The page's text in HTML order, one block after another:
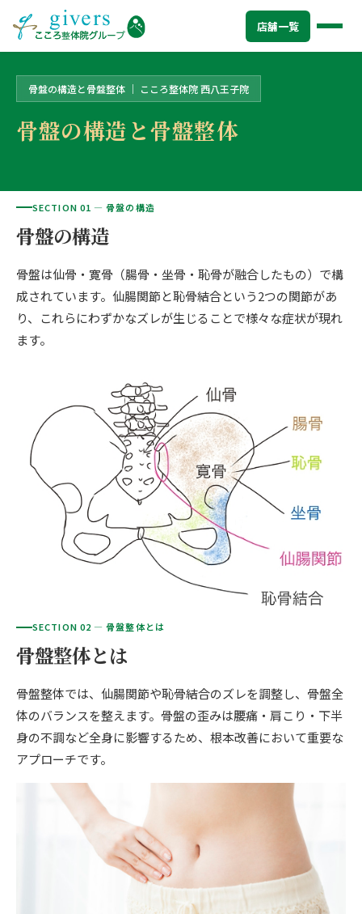
店舗一覧
HOME トップ
SYMPTOMS 症状から探す
頭痛
四十肩・五十肩
膝痛・関節痛
股関節の痛み
産後の不調・体型の崩れ
骨盤の傾き・歪み
坐骨神経痛
眼精疲労
ぎっくり腰
疲労回復
ランナー膝
ゴルフ
テニス
ヨガ・ピラティス
STORE 店舗一覧
AREA
北海道
札幌エリア（13院）
東北
池袋エリア（3院）
新宿エリア（3院）
高田馬場エリア（2院）
亀戸エリア（2院）
広島エリア（4院）
九州
鹿児島エリア（3院）
→ エリア一覧（全11エリア）
ABOUT US 私たちについて
こころ整体院グループについて
giversメソッドGIFT
研究・論文
医師・専門家からの推薦
メディア・実績
理想の通院期間について
お知らせ
コラム
OUR CONCEPT
とらわれないカラダを。
トップ >店舗一覧>こころ整体院 西八王子院 骨盤の構造と骨盤整体
骨盤の構造と骨盤整体 ｜ こころ整体院 西八王子院
骨盤の構造と骨盤整体
SECTION 01 — 骨盤の構造
骨盤の構造
骨盤は仙骨・寛骨（腸骨・坐骨・恥骨が融合したもの）で構
成されています。仙腸関節と恥骨結合という2つの関節があ
り、これらにわずかなズレが生じることで様々な症状が現れ
ます。
SECTION 02 — 骨盤整体とは
骨盤整体とは
骨盤整体では、仙腸関節や恥骨結合のズレを調整し、骨盤全
体のバランスを整えます。骨盤の歪みは腰痛・肩こり・下半
身の不調など全身に影響するため、根本改善において重要な
アプローチです。